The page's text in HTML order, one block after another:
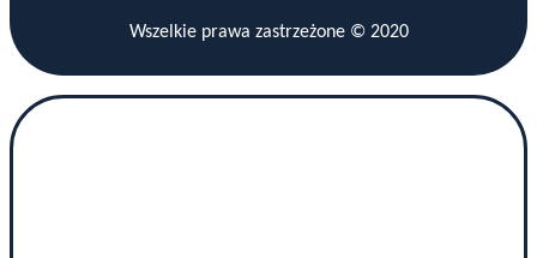
Wszelkie prawa zastrzeżone © 2020